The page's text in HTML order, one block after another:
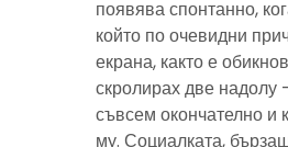
появява спонтанно,
който по очевидни
екрана, както е
скролирах две надолу
съвсем окончателно и
му. Социалката,